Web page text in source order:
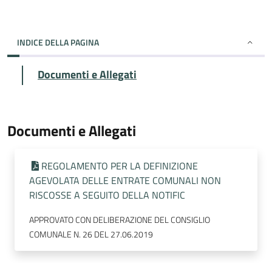
INDICE DELLA PAGINA
Documenti e Allegati
Documenti e Allegati
REGOLAMENTO PER LA DEFINIZIONE
AGEVOLATA DELLE ENTRATE COMUNALI NON
RISCOSSE A SEGUITO DELLA NOTIFIC
APPROVATO CON DELIBERAZIONE DEL CONSIGLIO
COMUNALE N. 26 DEL 27.06.2019